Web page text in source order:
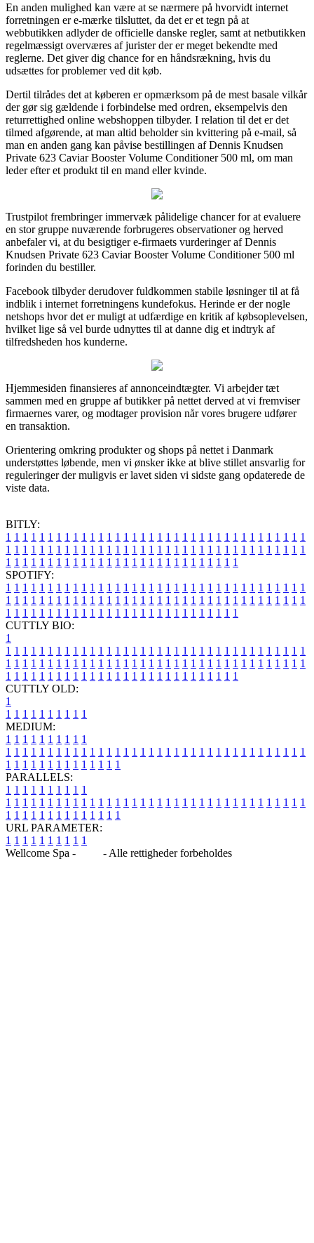
En anden mulighed kan være at se nærmere på hvorvidt internet
forretningen er e-mærke tilsluttet, da det er et tegn på at
webbutikken adlyder de officielle danske regler, samt at netbutikken
regelmæssigt overværes af jurister der er meget bekendte med
reglerne. Det giver dig chance for en håndsrækning, hvis du
udsættes for problemer ved dit køb.
Dertil tilrådes det at køberen er opmærksom på de mest basale vilkår
der gør sig gældende i forbindelse med ordren, eksempelvis den
returrettighed online webshoppen tilbyder. I relation til det er det
tilmed afgørende, at man altid beholder sin kvittering på e-mail, så
man en anden gang kan påvise bestillingen af Dennis Knudsen
Private 623 Caviar Booster Volume Conditioner 500 ml, om man
leder efter et produkt til en mand eller kvinde.
Trustpilot frembringer immervæk pålidelige chancer for at evaluere
en stor gruppe nuværende forbrugeres observationer og herved
anbefaler vi, at du besigtiger e-firmaets vurderinger af Dennis
Knudsen Private 623 Caviar Booster Volume Conditioner 500 ml
forinden du bestiller.
Facebook tilbyder derudover fuldkommen stabile løsninger til at få
indblik i internet forretningens kundefokus. Herinde er der nogle
netshops hvor det er muligt at udfærdige en kritik af købsoplevelsen,
hvilket lige så vel burde udnyttes til at danne dig et indtryk af
tilfredsheden hos kunderne.
Hjemmesiden finansieres af annonceindtægter. Vi arbejder tæt
sammen med en gruppe af butikker på nettet derved at vi fremviser
firmaernes varer, og modtager provision når vores brugere udfører
en transaktion.
Orientering omkring produkter og shops på nettet i Danmark
understøttes løbende, men vi ønsker ikke at blive stillet ansvarlig for
reguleringer der muligvis er lavet siden vi sidste gang opdaterede de
viste data.
BITLY:
1 1 1 1 1 1 1 1 1 1 1 1 1 1 1 1 1 1 1 1 1 1 1 1 1 1 1 1 1 1 1 1 1 1 1 1
1 1 1 1 1 1 1 1 1 1 1 1 1 1 1 1 1 1 1 1 1 1 1 1 1 1 1 1 1 1 1 1 1 1 1 1
1 1 1 1 1 1 1 1 1 1 1 1 1 1 1 1 1 1 1 1 1 1 1 1 1 1 1 1
SPOTIFY:
1 1 1 1 1 1 1 1 1 1 1 1 1 1 1 1 1 1 1 1 1 1 1 1 1 1 1 1 1 1 1 1 1 1 1 1
1 1 1 1 1 1 1 1 1 1 1 1 1 1 1 1 1 1 1 1 1 1 1 1 1 1 1 1 1 1 1 1 1 1 1 1
1 1 1 1 1 1 1 1 1 1 1 1 1 1 1 1 1 1 1 1 1 1 1 1 1 1 1 1
CUTTLY BIO:
1
1 1 1 1 1 1 1 1 1 1 1 1 1 1 1 1 1 1 1 1 1 1 1 1 1 1 1 1 1 1 1 1 1 1 1 1
1 1 1 1 1 1 1 1 1 1 1 1 1 1 1 1 1 1 1 1 1 1 1 1 1 1 1 1 1 1 1 1 1 1 1 1
1 1 1 1 1 1 1 1 1 1 1 1 1 1 1 1 1 1 1 1 1 1 1 1 1 1 1 1
CUTTLY OLD:
1
1 1 1 1 1 1 1 1 1 1
MEDIUM:
1 1 1 1 1 1 1 1 1 1
1 1 1 1 1 1 1 1 1 1 1 1 1 1 1 1 1 1 1 1 1 1 1 1 1 1 1 1 1 1 1 1 1 1 1 1
1 1 1 1 1 1 1 1 1 1 1 1 1 1
PARALLELS:
1 1 1 1 1 1 1 1 1 1
1 1 1 1 1 1 1 1 1 1 1 1 1 1 1 1 1 1 1 1 1 1 1 1 1 1 1 1 1 1 1 1 1 1 1 1
1 1 1 1 1 1 1 1 1 1 1 1 1 1
URL PARAMETER:
1 1 1 1 1 1 1 1 1 1
Wellcome Spa -
- Alle rettigheder forbeholdes